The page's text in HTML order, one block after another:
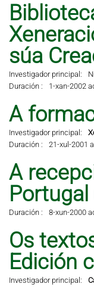
súa
Investigador principal:
Duración :
1-xan-2002
A
Investigador principal:
Duración :
21-xul-2001
A
Duración : 8-xun-2000
Os
Edición
Investigador principal: